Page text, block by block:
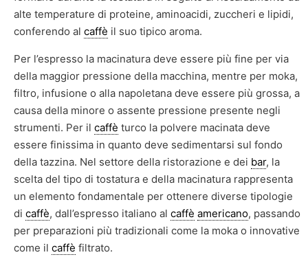
alte temperature di proteine, aminoacidi, zuccheri e lipidi,
conferendo al caffè il suo tipico aroma.
Per l’espresso la macinatura deve essere più fine per via
della maggior pressione della macchina, mentre per moka,
filtro, infusione o alla napoletana deve essere più grossa, a
causa della minore o assente pressione presente negli
strumenti. Per il caffè turco la polvere macinata deve
essere finissima in quanto deve sedimentarsi sul fondo
della tazzina. Nel settore della ristorazione e dei bar, la
scelta del tipo di tostatura e della macinatura rappresenta
un elemento fondamentale per ottenere diverse tipologie
di caffè, dall’espresso italiano al caffè americano, passando
per preparazioni più tradizionali come la moka o innovative
come il caffè filtrato.